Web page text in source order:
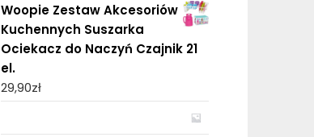
Woopie Zestaw Akcesoriów
Kuchennych Suszarka
Ociekacz do Naczyń Czajnik 21
el.
29,90zł